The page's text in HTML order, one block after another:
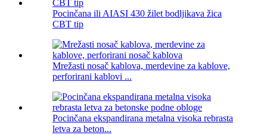
Pocinčana ili AIASI 430 žilet bodljikava žica
CBT tip
Mrežasti nosač kablova, merdevine za kablove,
perforirani kablovi ...
Pocinčana ekspandirana metalna visoka rebrasta
letva za beton...